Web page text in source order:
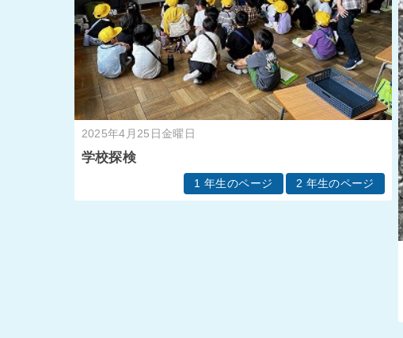
2025年4月25日金曜日
学校探検
1 年生のページ 2 年生のページ